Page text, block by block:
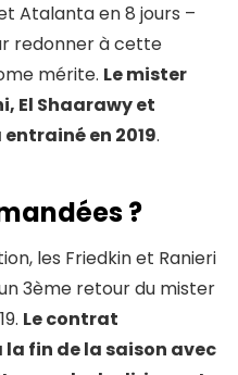
Atalanta en 8 jours –
redonner à cette
mérite. Le mister
El Shaarawy et
en 2019.
?
les Friedkin et Ranieri
3ème retour du mister
Le contrat
fin de la saison avec